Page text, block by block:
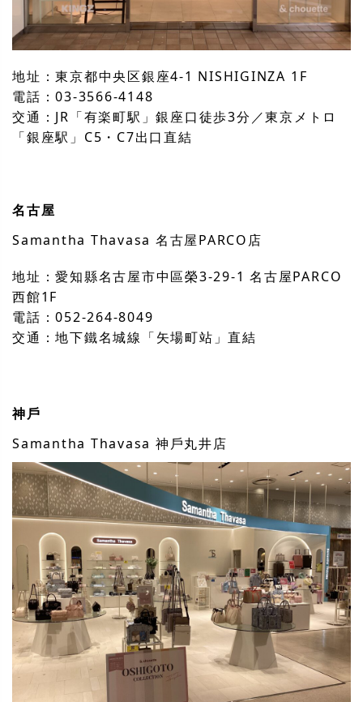
地址：東京都中央区銀座4-1 NISHIGINZA 1F
電話：03-3566-4148
交通：JR「有楽町駅」銀座口徒歩3分／東京メトロ
「銀座駅」C5・C7出口直結
名古屋
Samantha Thavasa 名古屋PARCO店
地址：愛知縣名古屋市中區榮3-29-1 名古屋PARCO
西館1F
電話：052-264-8049
交通：地下鐵名城線「矢場町站」直結
神戶
Samantha Thavasa 神戶丸井店